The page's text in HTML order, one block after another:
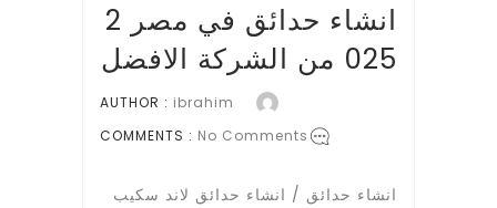
انشاء حدائق في مصر 2
025 من الشركة الافضل
AUTHOR : ibrahim
COMMENTS : No Comments
انشاء حدائق / انشاء حدائق لاند سكيب